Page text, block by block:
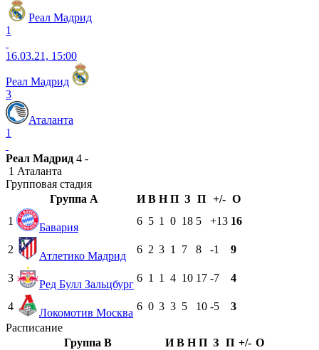
Реал Мадрид
1
16.03.21, 15:00
Реал Мадрид
3
Аталанта
1
Реал Мадрид 4 -
1 Аталанта
Групповая стадия
Группа A
И В Н П З П +/- О
1
Бавария
6 5 1 0 18 5 +13 16
2
Атлетико Мадрид
6 2 3 1 7 8 -1 9
3
Ред Булл Зальцбург
6 1 1 4 10 17 -7 4
4
Локомотив Москва
6 0 3 3 5 10 -5
3
Расписание
Группа B
И В Н П З П +/- О